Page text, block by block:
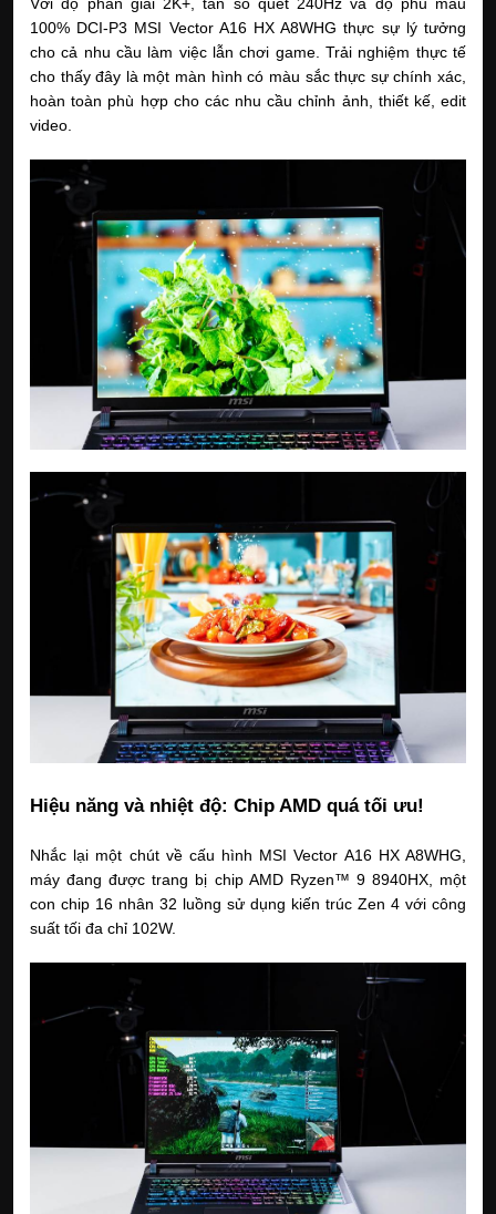
100% DCI-P3 MSI Vector A16 HX A8WHG thực sự lý tưởng
cho cả nhu cầu làm việc lẫn chơi game. Trải nghiệm thực tế
cho thấy đây là một màn hình có màu sắc thực sự chính xác,
hoàn toàn phù hợp cho các nhu cầu chỉnh ảnh, thiết kế, edit
video.
Hiệu năng và nhiệt độ: Chip AMD quá tối ưu!
Nhắc lại một chút về cấu hình MSI Vector A16 HX A8WHG,
máy đang được trang bị chip AMD Ryzen™ 9 8940HX, một
con chip 16 nhân 32 luồng sử dụng kiến trúc Zen 4 với công
suất tối đa chỉ 102W.